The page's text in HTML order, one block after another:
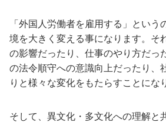
「外国人労働者を雇用する」という
境を大きく変える事になります。そ
の影響だったり、仕事のやり方だっ
の法令順守への意識向上だったり、
りと様々な変化をもたらすことにな
そして、異文化・多文化への理解と